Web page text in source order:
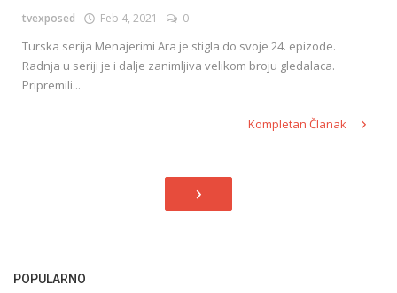
tvexposed Feb 4, 2021 0
Turska serija Menajerimi Ara je stigla do svoje 24. epizode.
Radnja u seriji je i dalje zanimljiva velikom broju gledalaca.
Pripremili...
Kompletan Članak
›
POPULARNO